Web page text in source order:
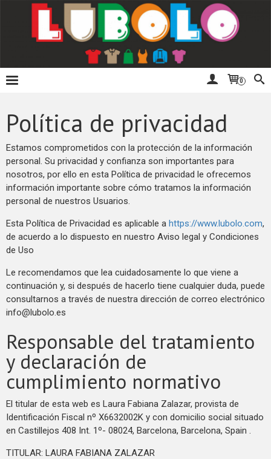
0
Política de privacidad
Estamos comprometidos con la protección de la información
personal. Su privacidad y confianza son importantes para
nosotros, por ello en esta Política de privacidad le ofrecemos
información importante sobre cómo tratamos la información
personal de nuestros Usuarios.
Esta Política de Privacidad es aplicable a https://www.lubolo.com,
de acuerdo a lo dispuesto en nuestro Aviso legal y Condiciones
de Uso
Le recomendamos que lea cuidadosamente lo que viene a
continuación y, si después de hacerlo tiene cualquier duda, puede
consultarnos a través de nuestra dirección de correo electrónico
info@lubolo.es
Responsable del tratamiento
y declaración de
cumplimiento normativo
El titular de esta web es Laura Fabiana Zalazar, provista de
Identificación Fiscal nº X6632002K y con domicilio social situado
en Castillejos 408 Int. 1º- 08024, Barcelona, Barcelona, Spain .
TITULAR: LAURA FABIANA ZALAZAR